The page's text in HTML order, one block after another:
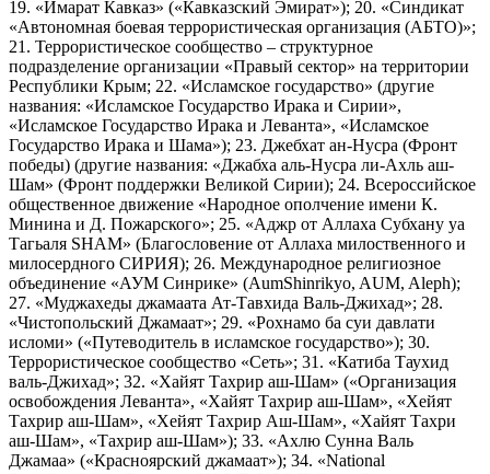
19. «Имарат Кавказ» («Кавказский Эмират»); 20. «Синдикат
«Автономная боевая террористическая организация (АБТО)»;
21. Террористическое сообщество – структурное
подразделение организации «Правый сектор» на территории
Республики Крым; 22. «Исламское государство» (другие
названия: «Исламское Государство Ирака и Сирии»,
«Исламское Государство Ирака и Леванта», «Исламское
Государство Ирака и Шама»); 23. Джебхат ан-Нусра (Фронт
победы) (другие названия: «Джабха аль-Нусра ли-Ахль аш-
Шам» (Фронт поддержки Великой Сирии); 24. Всероссийское
общественное движение «Народное ополчение имени К.
Минина и Д. Пожарского»; 25. «Аджр от Аллаха Субхану уа
Тагьаля SHAM» (Благословение от Аллаха милоственного и
милосердного СИРИЯ); 26. Международное религиозное
объединение «АУМ Синрике» (AumShinrikyo, AUM, Aleph);
27. «Муджахеды джамаата Ат-Тавхида Валь-Джихад»; 28.
«Чистопольский Джамаат»; 29. «Рохнамо ба суи давлати
исломи» («Путеводитель в исламское государство»); 30.
Террористическое сообщество «Сеть»; 31. «Катиба Таухид
валь-Джихад»; 32. «Хайят Тахрир аш-Шам» («Организация
освобождения Леванта», «Хайят Тахрир аш-Шам», «Хейят
Тахрир аш-Шам», «Хейят Тахрир Аш-Шам», «Хайят Тахри
аш-Шам», «Тахрир аш-Шам»); 33. «Ахлю Сунна Валь
Джамаа» («Красноярский джамаат»); 34. «National